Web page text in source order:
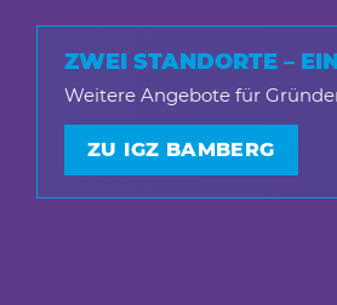
ZWEI STANDORTE –
Weitere Angebote für
ZU IGZ BAMBERG